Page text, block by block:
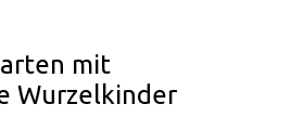
mit
Wurzelkinder